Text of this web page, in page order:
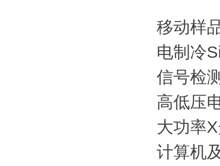
移动样
电制冷
信号检
高低压
大功率
计算机